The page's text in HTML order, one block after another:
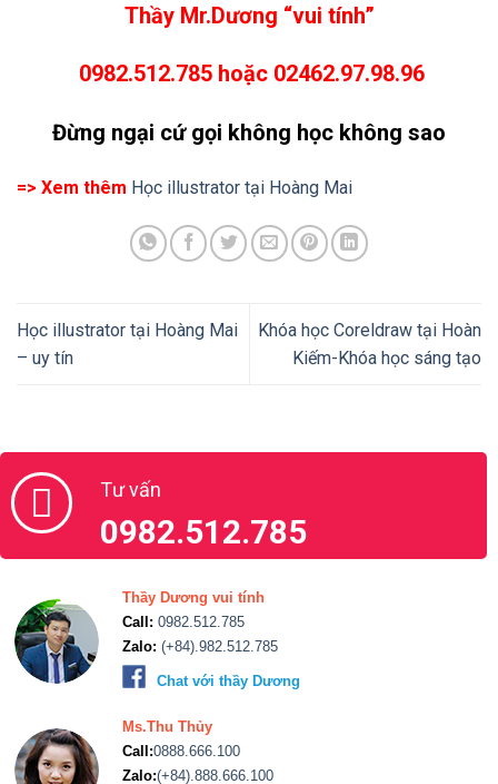
Thầy Mr.Dương “vui tính”
0982.512.785 hoặc 02462.97.98.96
Đừng ngại cứ gọi không học không sao
=> Xem thêm Học illustrator tại Hoàng Mai
Học illustrator tại Hoàng Mai
– uy tín
Khóa học Coreldraw tại Hoàn
Kiếm-Khóa học sáng tạo
Tư vấn
0982.512.785
Thầy Dương vui tính
Call: 0982.512.785
Zalo: (+84).982.512.785
Chat với thầy Dương
Ms.Thu Thủy
Call:0888.666.100
Zalo:(+84).888.666.100